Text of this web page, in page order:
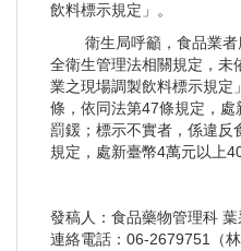
飲料標示規定」。
衛生局呼籲，食品業者
全衛生管理法相關規定，未
業之現場調製飲料標示規定
條，依同法第47條規定，
罰鍰；標示不實者，係違反
規定，處新臺幣4萬元以上
發稿人：食品藥物管理科
連絡電話：06-2679751（